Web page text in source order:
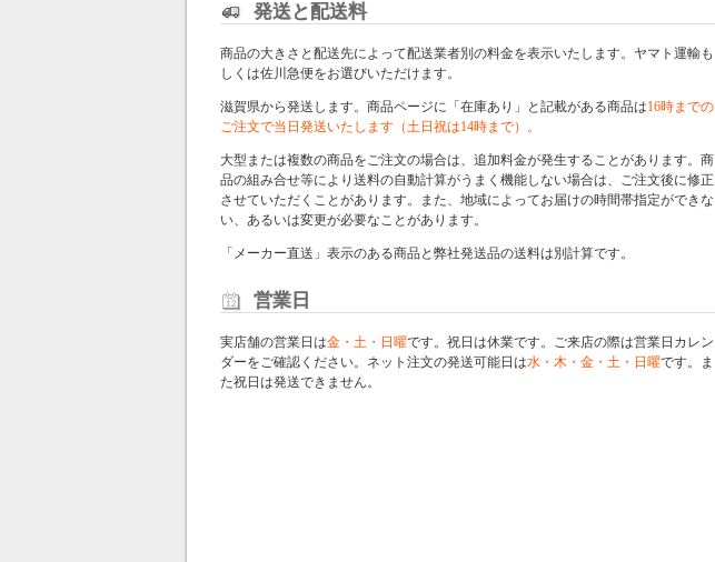
発送と配送料
商品の大きさと配送先によって配送業者別の料金を表示いたします。ヤマト運輸も
しくは佐川急便をお選びいただけます。
滋賀県から発送します。商品ページに「在庫あり」と記載がある商品は16時までの
ご注文で当日発送いたします（土日祝は14時まで）。
大型または複数の商品をご注文の場合は、追加料金が発生することがあります。商
品の組み合せ等により送料の自動計算がうまく機能しない場合は、ご注文後に修正
させていただくことがあります。また、地域によってお届けの時間帯指定ができな
い、あるいは変更が必要なことがあります。
「メーカー直送」表示のある商品と弊社発送品の送料は別計算です。
営業日
実店舗の営業日は金・土・日曜です。祝日は休業です。ご来店の際は営業日カレン
ダーをご確認ください。ネット注文の発送可能日は水・木・金・土・日曜です。ま
た祝日は発送できません。